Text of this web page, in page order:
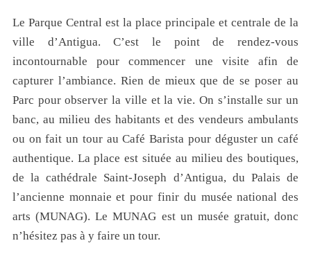
Le Parque Central est la place principale et centrale de la
ville d’Antigua. C’est le point de rendez-vous
incontournable pour commencer une visite afin de
capturer l’ambiance. Rien de mieux que de se poser au
Parc pour observer la ville et la vie. On s’installe sur un
banc, au milieu des habitants et des vendeurs ambulants
ou on fait un tour au Café Barista pour déguster un café
authentique. La place est située au milieu des boutiques,
de la cathédrale Saint-Joseph d’Antigua, du Palais de
l’ancienne monnaie et pour finir du musée national des
arts (MUNAG). Le MUNAG est un musée gratuit, donc
n’hésitez pas à y faire un tour.